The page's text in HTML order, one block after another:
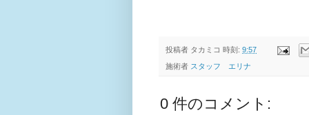
投稿者 タカミコ 時刻: 9:57
施術者 スタッフ エリナ
0 件のコメント: